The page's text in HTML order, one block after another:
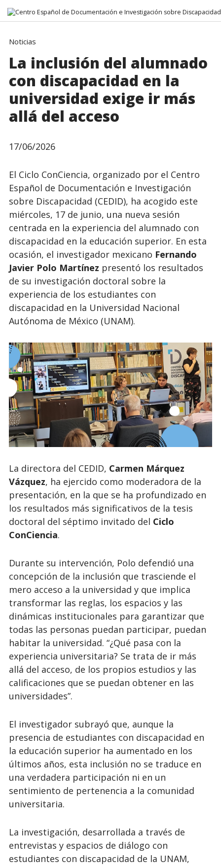
Noticias
La inclusión del alumnado
con discapacidad en la
universidad exige ir más
allá del acceso
17/06/2026
El Ciclo ConCiencia, organizado por el Centro
Español de Documentación e Investigación
sobre Discapacidad (CEDID), ha acogido este
miércoles, 17 de junio, una nueva sesión
centrada en la experiencia del alumnado con
discapacidad en la educación superior. En esta
ocasión, el investigador mexicano Fernando
Javier Polo Martínez presentó los resultados
de su investigación doctoral sobre la
experiencia de los estudiantes con
discapacidad en la Universidad Nacional
Autónoma de México (UNAM).
La directora del CEDID, Carmen Márquez
Vázquez, ha ejercido como moderadora de la
presentación, en la que se ha profundizado en
los resultados más significativos de la tesis
doctoral del séptimo invitado del Ciclo
ConCiencia.
Durante su intervención, Polo defendió una
concepción de la inclusión que trasciende el
mero acceso a la universidad y que implica
transformar las reglas, los espacios y las
dinámicas institucionales para garantizar que
todas las personas puedan participar, puedan
habitar la universidad. “¿Qué pasa con la
experiencia universitaria? Se trata de ir más
allá del acceso, de los propios estudios y las
calificaciones que se puedan obtener en las
universidades”.
El investigador subrayó que, aunque la
presencia de estudiantes con discapacidad en
la educación superior ha aumentado en los
últimos años, esta inclusión no se traduce en
una verdadera participación ni en un
sentimiento de pertenencia a la comunidad
universitaria.
La investigación, desarrollada a través de
entrevistas y espacios de diálogo con
estudiantes con discapacidad de la UNAM,